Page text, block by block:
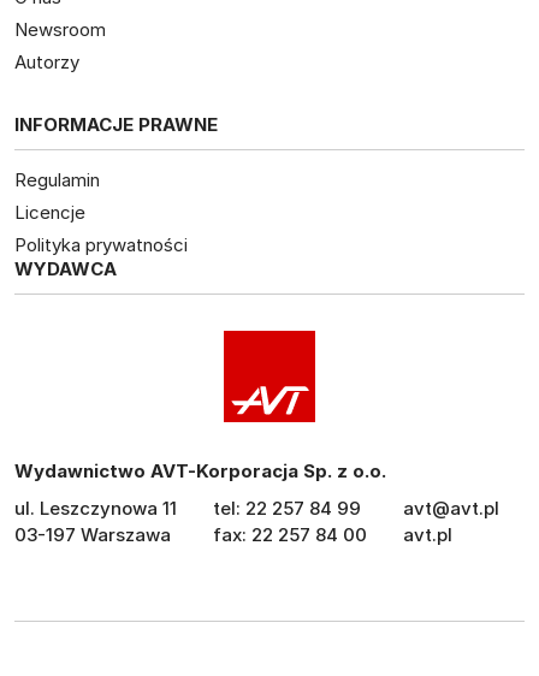
Newsroom
Autorzy
INFORMACJE PRAWNE
Regulamin
Licencje
Polityka prywatności
WYDAWCA
Wydawnictwo AVT-Korporacja Sp. z o.o.
ul. Leszczynowa 11
03-197 Warszawa
tel: 22 257 84 99
fax: 22 257 84 00
avt@avt.pl
avt.pl